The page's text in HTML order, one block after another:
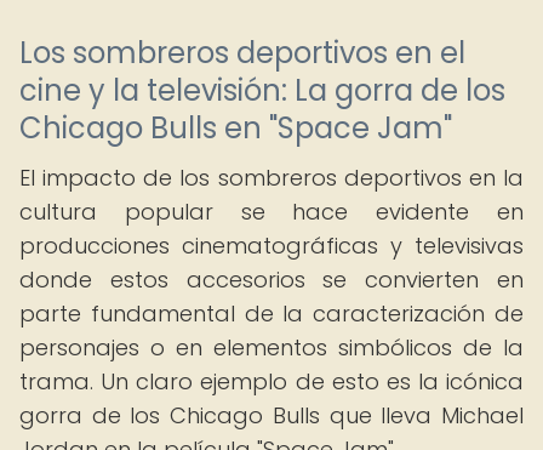
Los sombreros deportivos en el
cine y la televisión: La gorra de los
Chicago Bulls en "Space Jam"
El impacto de los sombreros deportivos en la
cultura popular se hace evidente en
producciones cinematográficas y televisivas
donde estos accesorios se convierten en
parte fundamental de la caracterización de
personajes o en elementos simbólicos de la
trama. Un claro ejemplo de esto es la icónica
gorra de los Chicago Bulls que lleva Michael